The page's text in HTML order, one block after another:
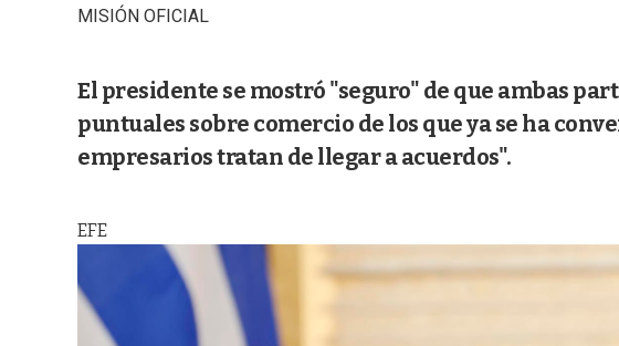
MISIÓN OFICIAL
El presidente se mostró "seguro" de que ambas
puntuales sobre comercio de los que ya se ha
empresarios tratan de llegar a acuerdos".
EFE